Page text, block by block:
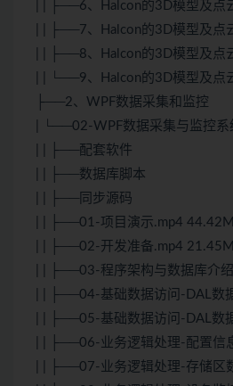
| | ├──6、Halcon的3D模型及点
| | ├──7、Halcon的3D模型及点
| | ├──8、Halcon的3D模型及点
| | └──9、Halcon的3D模型及点
├──2、WPF数据采集和监控
| └──02-WPF数据采集与监控
| | ├──配套软件
| | ├──数据库脚本
| | ├──同步源码
| | ├──01-项目演示.mp4 44.42M
| | ├──02-开发准备.mp4 21.45M
| | ├──03-程序架构与数据库介
| | ├──04-基础数据访问-DAL数
| | ├──05-基础数据访问-DAL数
| | ├──06-业务逻辑处理-配置信
| | ├──07-业务逻辑处理-存储区